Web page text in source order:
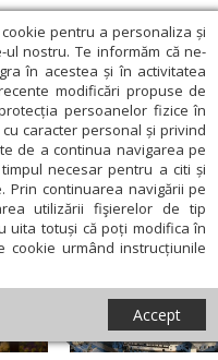
pentru a personaliza și
nostru. Te informăm că ne-
în acestea și în activitatea
modificări propuse de
persoanelor fizice în
caracter personal și privind
de a continua navigarea pe
necesar pentru a citi și
Prin continuarea navigării pe
utilizării fişierelor de tip
uita totuși că poți modifica în
cookie urmând instrucțiunile
Accept
Interviu